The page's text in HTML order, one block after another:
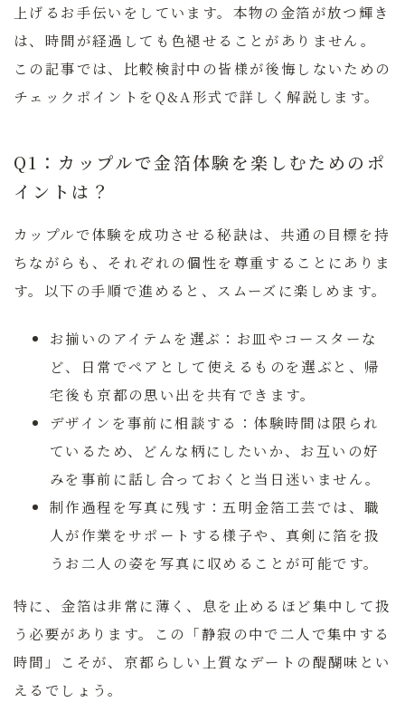
上げるお手伝いをしています。本物の金箔が放つ輝き
は、時間が経過しても色褪せることがありません。
この記事では、比較検討中の皆様が後悔しないための
チェックポイントをQ&A形式で詳しく解説します。
Q1：カップルで金箔体験を楽しむためのポ
イントは？
カップルで体験を成功させる秘訣は、共通の目標を持
ちながらも、それぞれの個性を尊重することにありま
す。以下の手順で進めると、スムーズに楽しめます。
お揃いのアイテムを選ぶ： お皿やコースターな
ど、日常でペアとして使えるものを選ぶと、帰
宅後も京都の思い出を共有できます。
デザインを事前に相談する： 体験時間は限られ
ているため、どんな柄にしたいか、お互いの好
みを事前に話し合っておくと当日迷いません。
制作過程を写真に残す： 五明金箔工芸では、職
人が作業をサポートする様子や、真剣に箔を扱
うお二人の姿を写真に収めることが可能です。
特に、金箔は非常に薄く、息を止めるほど集中して扱
う必要があります。この「静寂の中で二人で集中する
時間」こそが、京都らしい上質なデートの醍醐味とい
えるでしょう。